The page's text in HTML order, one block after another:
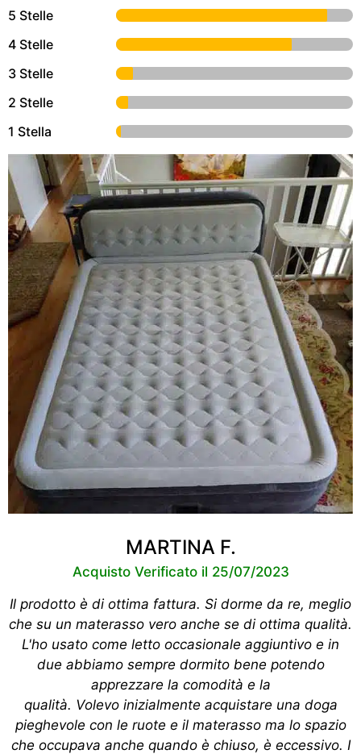
5 Stelle
4 Stelle
3 Stelle
2 Stelle
1 Stella
MARTINA F.
Acquisto Verificato il 25/07/2023
Il prodotto è di ottima fattura. Si dorme da re, meglio
che su un materasso vero anche se di ottima qualità.
L'ho usato come letto occasionale aggiuntivo e in
due abbiamo sempre dormito bene potendo
apprezzare la comodità e la
qualità. Volevo inizialmente acquistare una doga
pieghevole con le ruote e il materasso ma lo spazio
che occupava anche quando è chiuso, è eccessivo. I